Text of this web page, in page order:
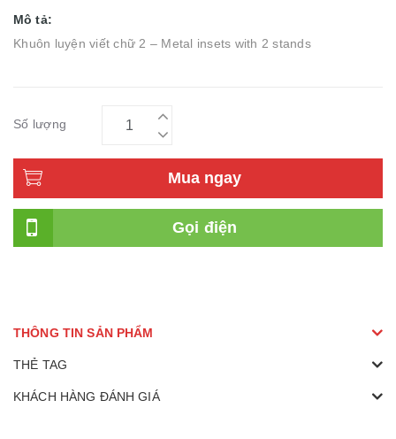
Mô tả:
Khuôn luyện viết chữ 2 – Metal insets with 2 stands
Số lượng
Mua ngay
Gọi điện
THÔNG TIN SẢN PHẨM
THẺ TAG
KHÁCH HÀNG ĐÁNH GIÁ